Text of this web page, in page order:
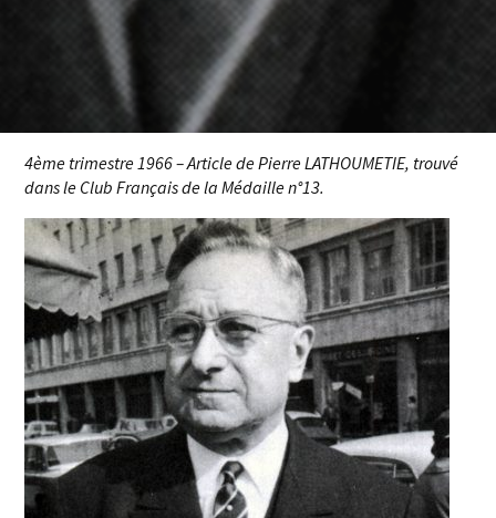
4ème trimestre 1966 – Article de Pierre LATHOUMETIE, trouvé
dans le Club Français de la Médaille n°13.